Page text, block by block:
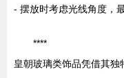
- 摆放时考虑光线角度，
****
皇朝玻璃类饰品凭借其